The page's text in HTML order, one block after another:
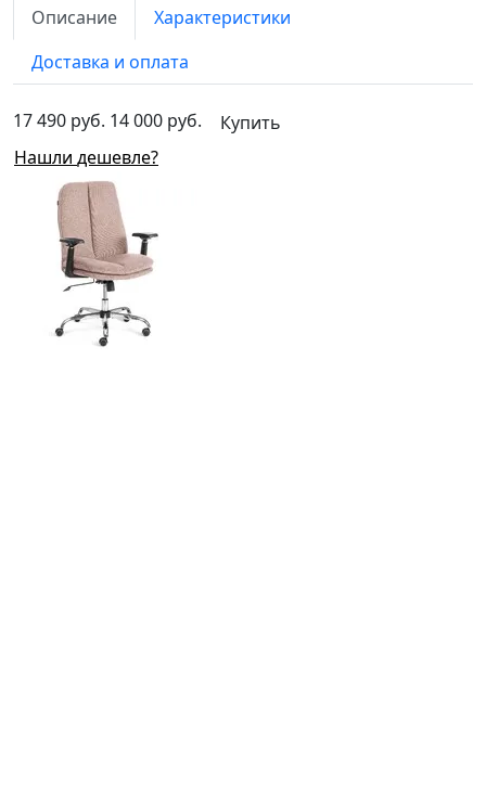
Описание
Характеристики
Доставка и оплата
17 490 руб. 14 000 руб.
Купить
Нашли дешевле?